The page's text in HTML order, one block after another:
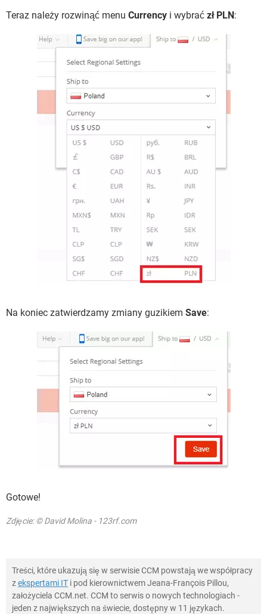
Teraz należy rozwinąć menu Currency i wybrać zł PLN:
Na koniec zatwierdzamy zmiany guzikiem Save:
Gotowe!
Zdjęcie: © David Molina - 123rf.com
Treści, które ukazują się w serwisie CCM powstają we współpracy
zekspertami IT i pod kierownictwem Jeana-François Pillou,
założyciela CCM.net. CCM to serwis o nowych technologiach -
jeden z największych na świecie, dostępny w 11 językach.